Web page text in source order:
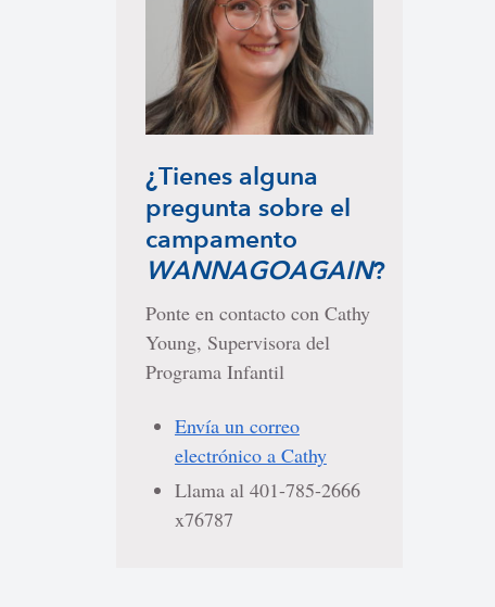
¿Tienes alguna
pregunta sobre el
campamento
WANNAGOAGAIN?
Ponte en contacto con Cathy
Young, Supervisora del
Programa Infantil
Envía un correo
electrónico a Cathy
Llama al 401-785-2666
x76787